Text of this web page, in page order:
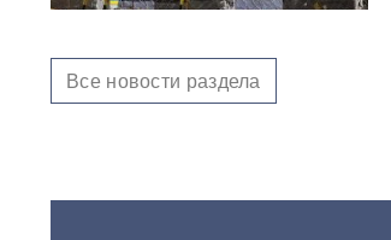
Трамп запретил "родильный
В Таиланде 7 человек
Все новости раздела